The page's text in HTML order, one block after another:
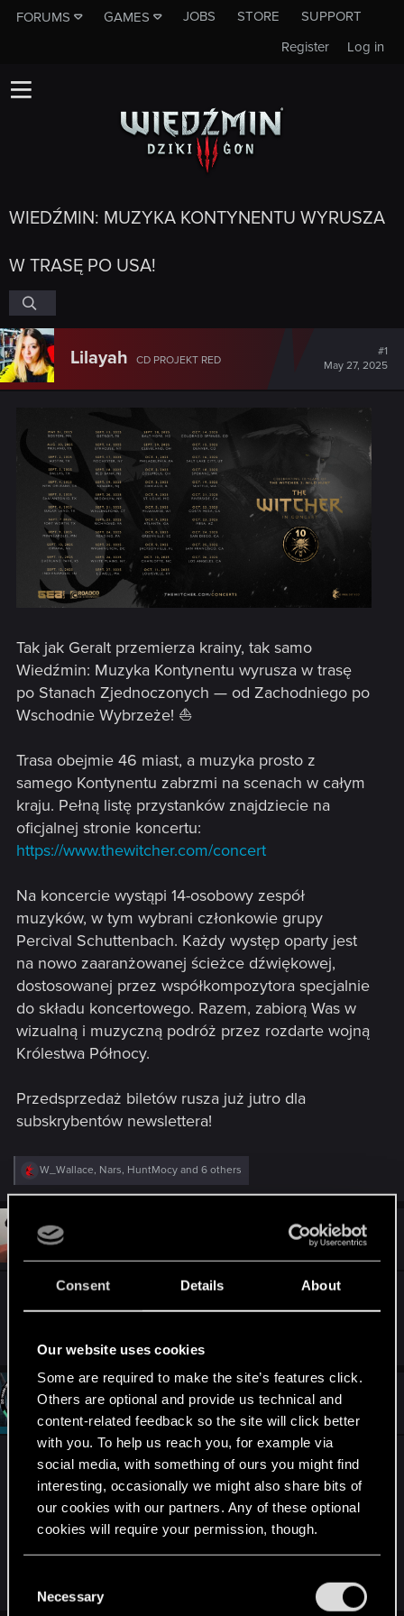
Consent Details About
Our website uses cookies
Some are required to make the site’s features click.
Others are optional and provide us technical and
content-related feedback so the site will click better
with you. To help us reach you, for example via
social media, with something of ours you might find
interesting, occasionally we might also share bits of
our cookies with our partners. Any of these optional
cookies will require your permission, though.
and tweak your preferences regarding them in the
Necessary
FORUMS GAMES JOBS STORE
SUPPORT
Log in
Register
WIEDŹMIN: MUZYKA KONTYNENTU WYRUSZA
W TRASĘ PO USA!
Lilayah CD PROJEKT RED
#1
May 27, 2025
Tak jak Geralt przemierza krainy, tak samo
Wiedźmin: Muzyka Kontynentu wyrusza w trasę
po Stanach Zjednoczonych — od Zachodniego po
Wschodnie Wybrzeże! ⛵️
Trasa obejmie 46 miast, a muzyka prosto z
samego Kontynentu zabrzmi na scenach w całym
kraju. Pełną listę przystanków znajdziecie na
oficjalnej stronie koncertu:
https://www.thewitcher.com/concert
Na koncercie wystąpi 14-osobowy zespół
muzyków, w tym wybrani członkowie grupy
Percival Schuttenbach. Każdy występ oparty jest
na nowo zaaranżowanej ścieżce dźwiękowej,
dostosowanej przez współkompozytora specjalnie
do składu koncertowego. Razem, zabiorą Was w
wizualną i muzyczną podróż przez rozdarte wojną
Królestwa Północy.
Przedsprzedaż biletów rusza już jutro dla
subskrybentów newslettera!
R
a
t
i
W_Wallace, Nars, HuntMocy and 6 others
May 27, 2025
PATROL Moderator
Świetnie, że Percival też pójdzie na eksport. U nas
ich Wild Hunty zdarzają się od czasu do czasu, ale
w USA taka muzyka na żywo to będzie niemalże
odkrycie
e